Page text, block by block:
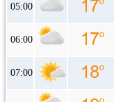
05:00
06:00
07:00